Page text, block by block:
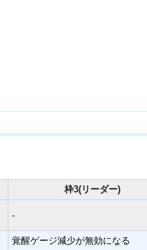
枠3(リーダー)
-
覚醒ゲージ減少が無効になる